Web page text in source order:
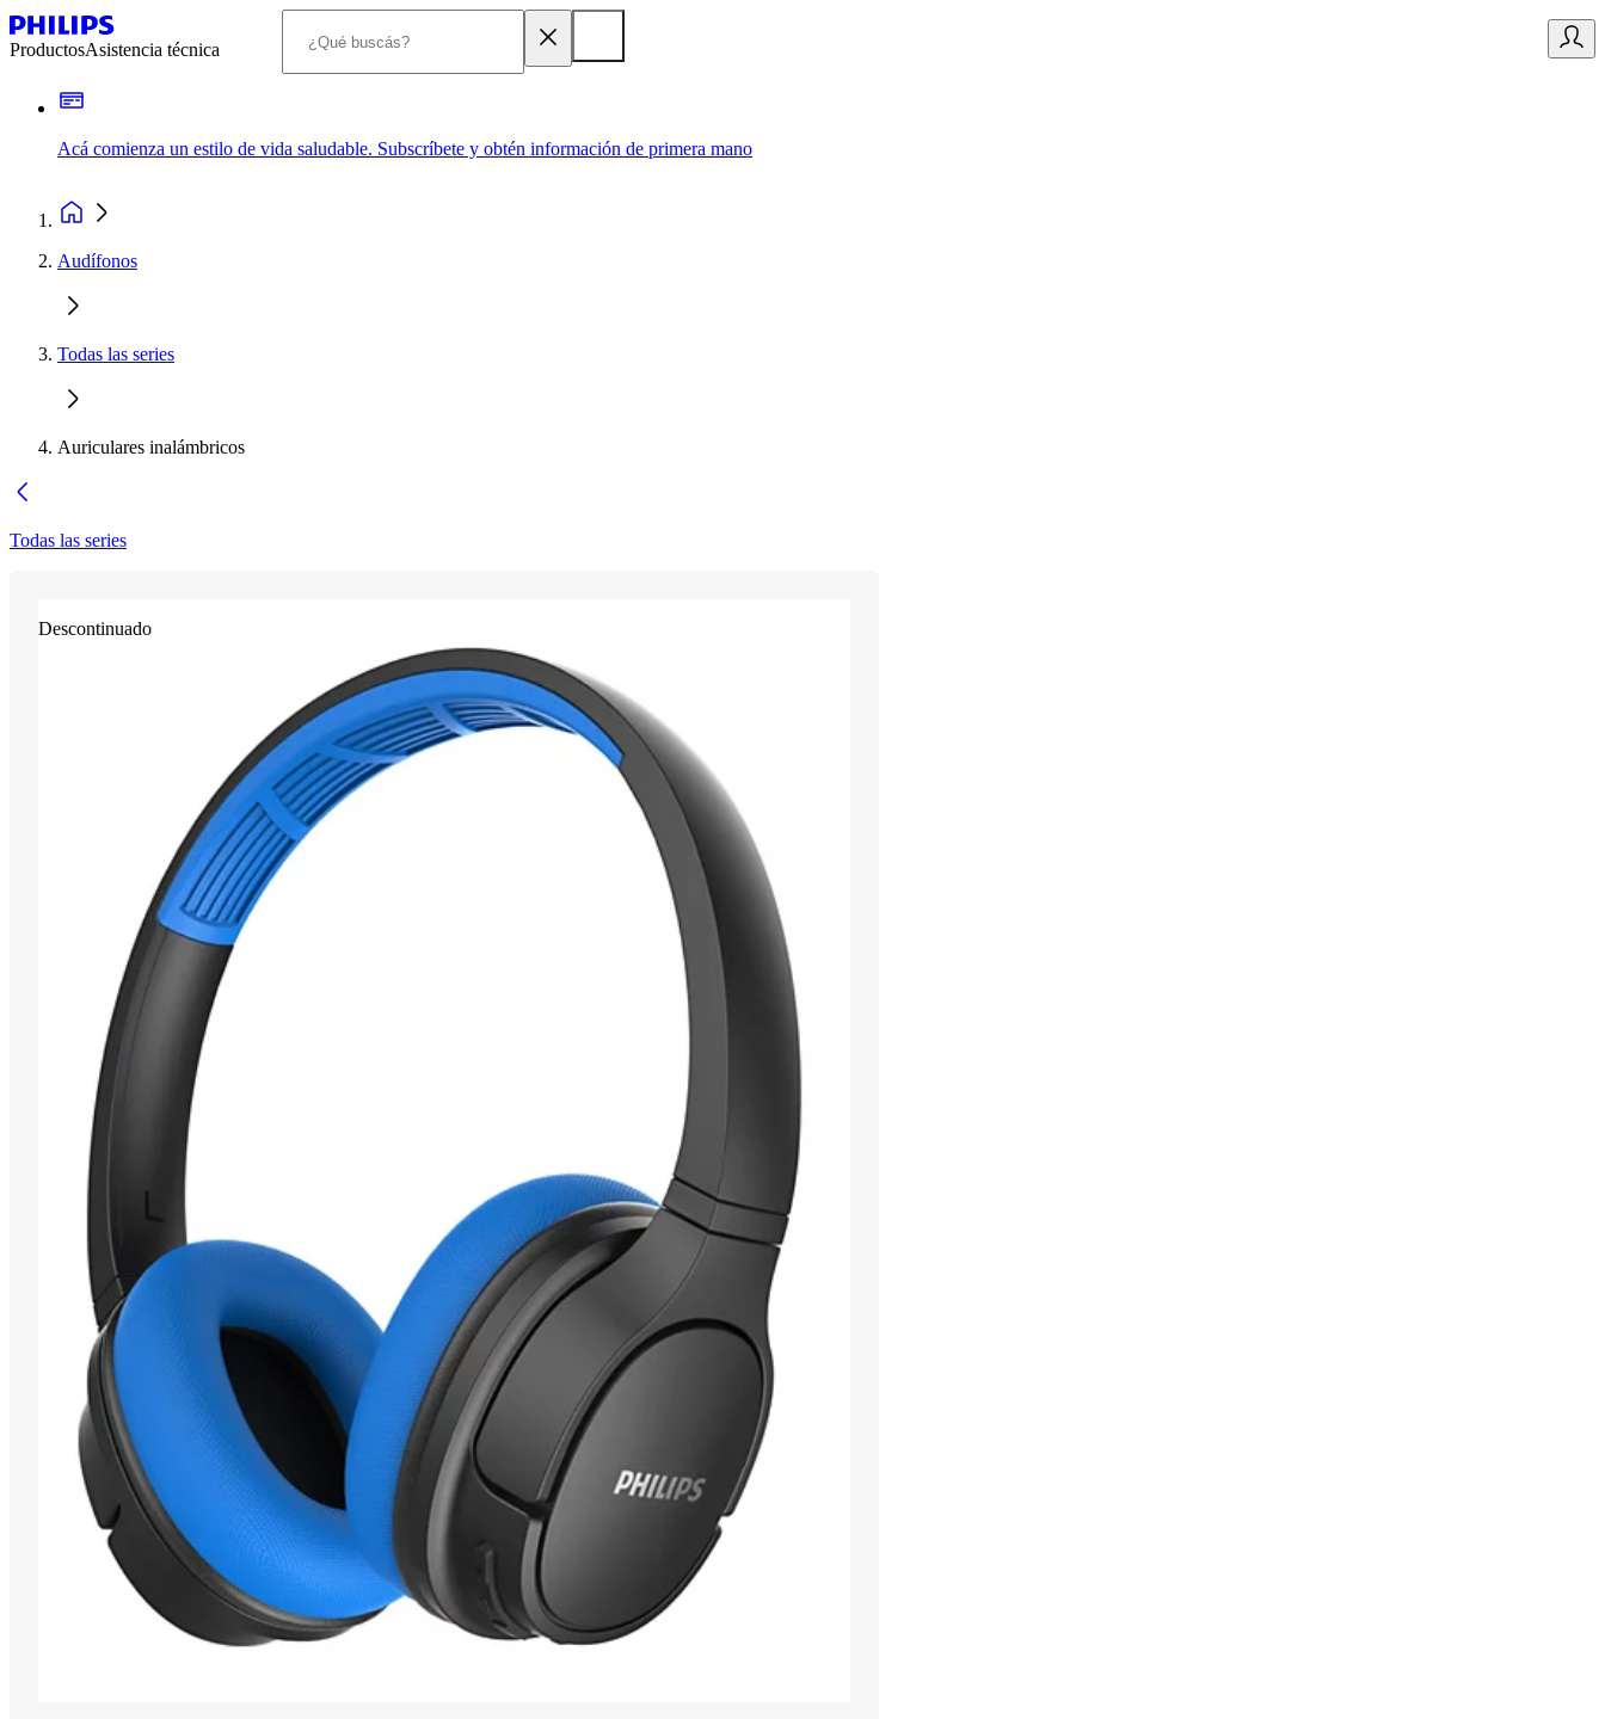
ProductosAsistencia técnica
Acá comienza un estilo de vida saludable. Subscríbete y obtén información de primera mano
Audífonos
Todas las series
Auriculares inalámbricos
Todas las series
Descontinuado